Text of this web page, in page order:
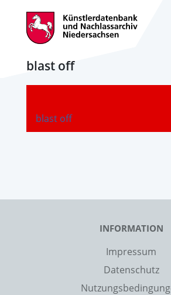
blast off
blast off
INFORMATION
Impressum
Datenschutz